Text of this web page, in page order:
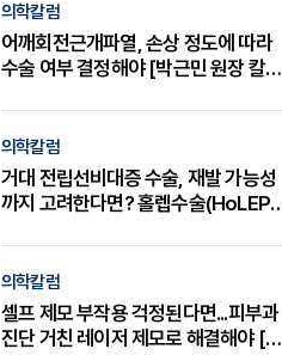
의학칼럼
어깨회전근개파열, 손상 정도에 따라
수술 여부 결정해야 [박근민 원장 칼
의학칼럼
거대 전립선비대증 수술, 재발 가능성
까지 고려한다면? 홀렙수술(HoLEP)
의학칼럼
셀프 제모 부작용 걱정된다면...피부과
진단 거친 레이저 제모로 해결해야 [변